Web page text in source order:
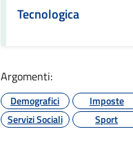
Tecnologica
Argomenti:
Demografici Imposte
Servizi Sociali
Sport